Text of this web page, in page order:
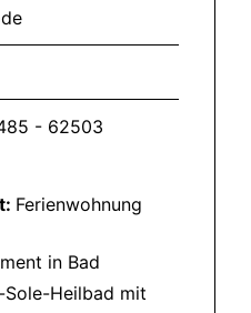
- 62503
Ferienwohnung
in Bad
Heilbad mit